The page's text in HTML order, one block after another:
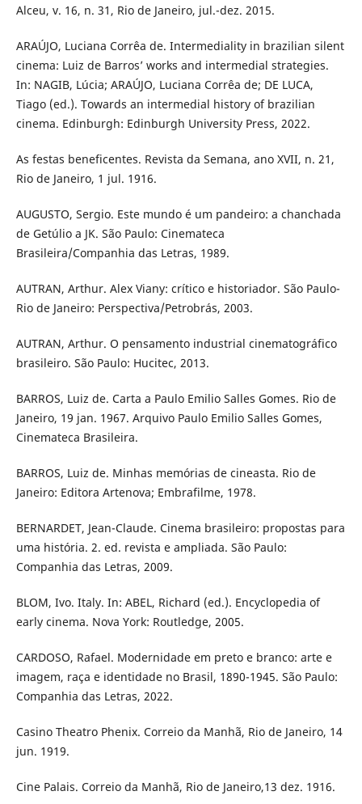
Alceu, v. 16, n. 31, Rio de Janeiro, jul.-dez. 2015.
ARAÚJO, Luciana Corrêa de. Intermediality in brazilian silent
cinema: Luiz de Barros’ works and intermedial strategies.
In: NAGIB, Lúcia; ARAÚJO, Luciana Corrêa de; DE LUCA,
Tiago (ed.). Towards an intermedial history of brazilian
cinema. Edinburgh: Edinburgh University Press, 2022.
As festas beneficentes. Revista da Semana, ano XVII, n. 21,
Rio de Janeiro, 1 jul. 1916.
AUGUSTO, Sergio. Este mundo é um pandeiro: a chanchada
de Getúlio a JK. São Paulo: Cinemateca
Brasileira/Companhia das Letras, 1989.
AUTRAN, Arthur. Alex Viany: crítico e historiador. São Paulo-
Rio de Janeiro: Perspectiva/Petrobrás, 2003.
AUTRAN, Arthur. O pensamento industrial cinematográfico
brasileiro. São Paulo: Hucitec, 2013.
BARROS, Luiz de. Carta a Paulo Emilio Salles Gomes. Rio de
Janeiro, 19 jan. 1967. Arquivo Paulo Emilio Salles Gomes,
Cinemateca Brasileira.
BARROS, Luiz de. Minhas memórias de cineasta. Rio de
Janeiro: Editora Artenova; Embrafilme, 1978.
BERNARDET, Jean-Claude. Cinema brasileiro: propostas para
uma história. 2. ed. revista e ampliada. São Paulo:
Companhia das Letras, 2009.
BLOM, Ivo. Italy. In: ABEL, Richard (ed.). Encyclopedia of
early cinema. Nova York: Routledge, 2005.
CARDOSO, Rafael. Modernidade em preto e branco: arte e
imagem, raça e identidade no Brasil, 1890-1945. São Paulo:
Companhia das Letras, 2022.
Casino Theatro Phenix. Correio da Manhã, Rio de Janeiro, 14
jun. 1919.
Cine Palais. Correio da Manhã, Rio de Janeiro,13 dez. 1916.